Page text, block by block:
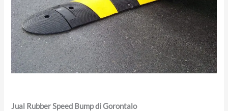
Jual Rubber Speed Bump di Gorontalo